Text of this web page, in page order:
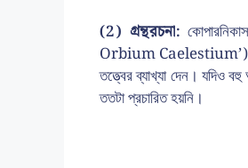
(2) গ্রন্থরচনা:
Orbium Caelestium’)
তত্ত্বের ব্যাখ্যা দেন। যদিও
ততটা প্রচারিত হয়নি।